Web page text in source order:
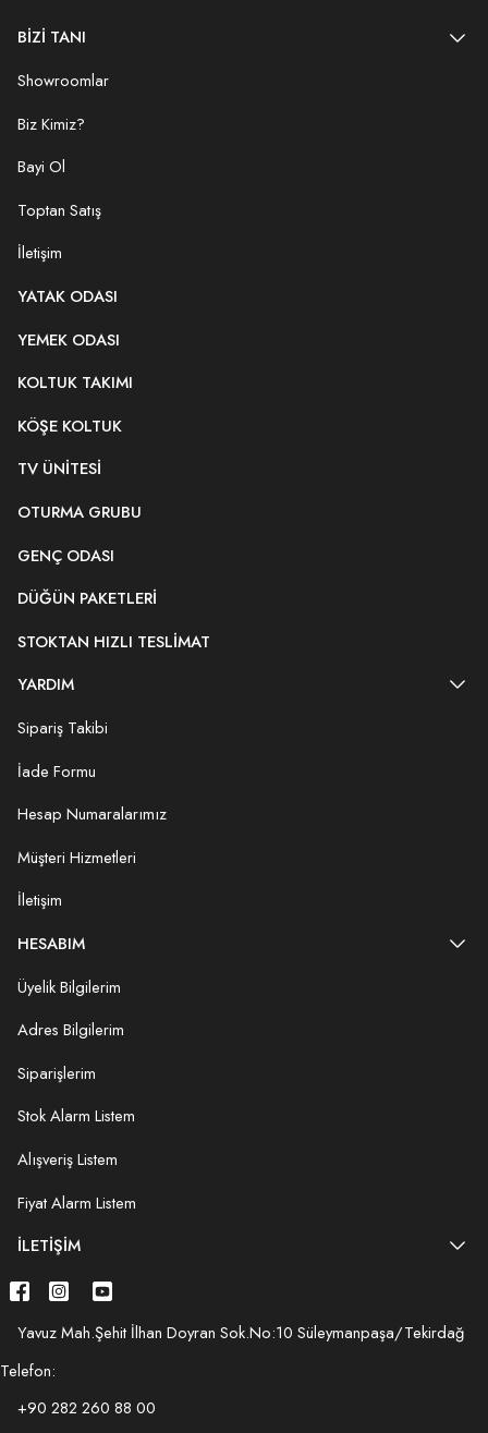
BİZİ TANI
Showroomlar
Biz Kimiz?
Bayi Ol
Toptan Satış
İletişim
YATAK ODASI
YEMEK ODASI
KOLTUK TAKIMI
KÖŞE KOLTUK
TV ÜNITESI
OTURMA GRUBU
GENÇ ODASI
DÜĞÜN PAKETLERI
STOKTAN HIZLI TESLIMAT
YARDIM
Sipariş Takibi
İade Formu
Hesap Numaralarımız
Müşteri Hizmetleri
İletişim
HESABIM
Üyelik Bilgilerim
Adres Bilgilerim
Siparişlerim
Stok Alarm Listem
Alışveriş Listem
Fiyat Alarm Listem
İLETIŞIM
Yavuz Mah.Şehit İlhan Doyran Sok.No:10 Süleymanpaşa/Tekirdağ
Telefon:
+90 282 260 88 00